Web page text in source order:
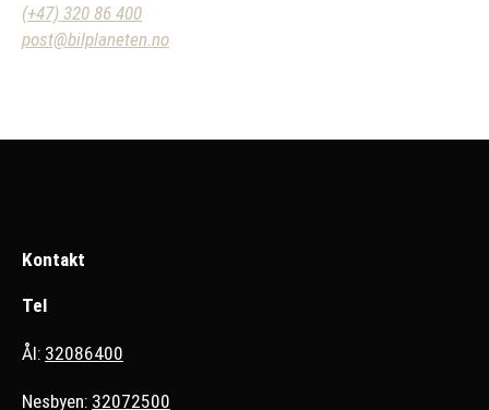
(+47) 320 86 400
post@bilplaneten.no
Kontakt
Tel
Ål: 32086400
Nesbyen: 32072500